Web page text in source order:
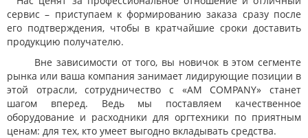
сервис – приступаем к формированию заказа сразу после
его подтверждения, чтобы в кратчайшие сроки доставить
продукцию получателю.
Вне зависимости от того, вы новичок в этом сегменте
рынка или ваша компания занимает лидирующие позиции в
этой отрасли, сотрудничество с «AM COMPANY» станет
шагом вперед. Ведь мы поставляем качественное
оборудование и расходники для оргтехники по приятным
ценам: для тех, кто умеет выгодно вкладывать средства.